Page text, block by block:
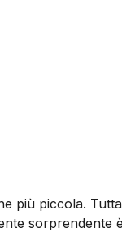
più piccola.
sorprendente